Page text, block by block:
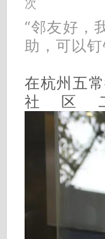
次
“邻友好，
助，可以
在杭州五
社区